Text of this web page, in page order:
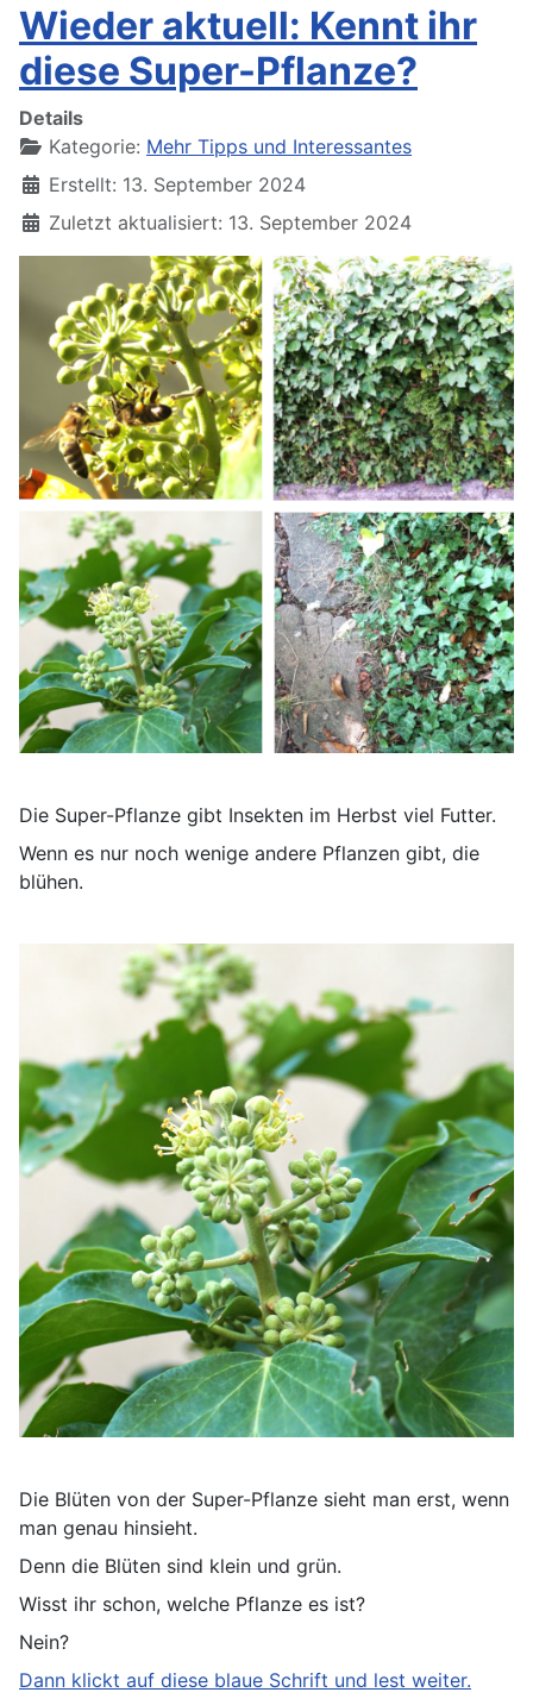
Wieder aktuell: Kennt ihr
diese Super-Pflanze?
Details
Kategorie: Mehr Tipps und Interessantes
Erstellt: 13. September 2024
Zuletzt aktualisiert: 13. September 2024
Die Super-Pflanze gibt Insekten im Herbst viel Futter.
Wenn es nur noch wenige andere Pflanzen gibt, die
blühen.
Die Blüten von der Super-Pflanze sieht man erst, wenn
man genau hinsieht.
Denn die Blüten sind klein und grün.
Wisst ihr schon, welche Pflanze es ist?
Nein?
Dann klickt auf diese blaue Schrift und lest weiter.